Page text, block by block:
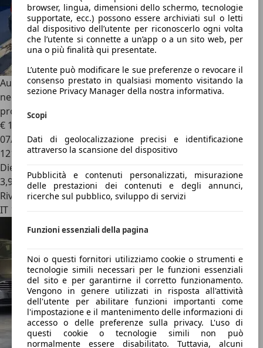
browser, lingua, dimensioni dello schermo, tecnologie
supportate, ecc.) possono essere archiviati sul o letti
dal dispositivo dell’utente per riconoscerlo ogni volta
che l’utente si connette a un’app o a un sito web, per
una o più finalità qui presentate.
L’utente può modificare le sue preferenze o revocare il
consenso prestato in qualsiasi momento visitando la
sezione Privacy Manager della nostra informativa.
Scopi
Dati di geolocalizzazione precisi e identificazione
attraverso la scansione del dispositivo
Pubblicità e contenuti personalizzati, misurazione
delle prestazioni dei contenuti e degli annunci,
ricerche sul pubblico, sviluppo di servizi
Funzioni essenziali della pagina
Noi o questi fornitori utilizziamo cookie o strumenti e
tecnologie simili necessari per le funzioni essenziali
del sito e per garantirne il corretto funzionamento.
Vengono in genere utilizzati in risposta all'attività
dell'utente per abilitare funzioni importanti come
l'impostazione e il mantenimento delle informazioni di
accesso o delle preferenze sulla privacy. L'uso di
questi cookie o tecnologie simili non può
normalmente essere disabilitato. Tuttavia, alcuni
Audi A1Sportback 1.4 tdi 90cv S-LINE EDITION- ideale per
neo patentati, accessoriata e ben tenuta. Da vedere e
provare!
€ 11.900
07/2017
121.481 km
Diesel
3,9 l/100 km (comb.)
Rivenditore
IT 10148